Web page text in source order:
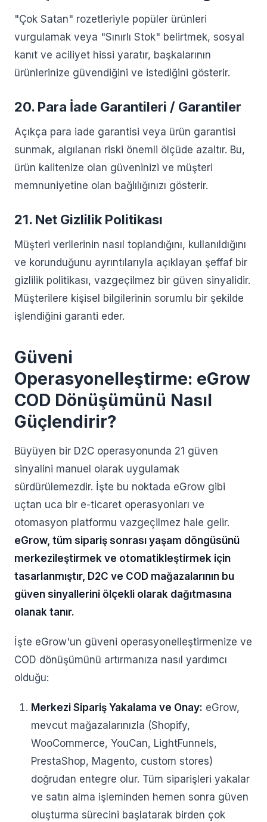
"Çok Satan" rozetleriyle popüler ürünleri
vurgulamak veya "Sınırlı Stok" belirtmek, sosyal
kanıt ve aciliyet hissi yaratır, başkalarının
ürünlerinize güvendiğini ve istediğini gösterir.
20. Para İade Garantileri / Garantiler
Açıkça para iade garantisi veya ürün garantisi
sunmak, algılanan riski önemli ölçüde azaltır. Bu,
ürün kalitenize olan güveninizi ve müşteri
memnuniyetine olan bağlılığınızı gösterir.
21. Net Gizlilik Politikası
Müşteri verilerinin nasıl toplandığını, kullanıldığını
ve korunduğunu ayrıntılarıyla açıklayan şeffaf bir
gizlilik politikası, vazgeçilmez bir güven sinyalidir.
Müşterilere kişisel bilgilerinin sorumlu bir şekilde
işlendiğini garanti eder.
Güveni
Operasyonelleştirme: eGrow
COD Dönüşümünü Nasıl
Güçlendirir?
Büyüyen bir D2C operasyonunda 21 güven
sinyalini manuel olarak uygulamak
sürdürülemezdir. İşte bu noktada eGrow gibi
uçtan uca bir e-ticaret operasyonları ve
otomasyon platformu vazgeçilmez hale gelir.
eGrow, tüm sipariş sonrası yaşam döngüsünü
merkezileştirmek ve otomatikleştirmek için
tasarlanmıştır, D2C ve COD mağazalarının bu
güven sinyallerini ölçekli olarak dağıtmasına
olanak tanır.
İşte eGrow'un güveni operasyonelleştirmenize ve
COD dönüşümünü artırmanıza nasıl yardımcı
olduğu:
Merkezi Sipariş Yakalama ve Onay: eGrow,
mevcut mağazalarınızla (Shopify,
WooCommerce, YouCan, LightFunnels,
PrestaShop, Magento, custom stores)
doğrudan entegre olur. Tüm siparişleri yakalar
ve satın alma işleminden hemen sonra güven
oluşturma sürecini başlatarak birden çok